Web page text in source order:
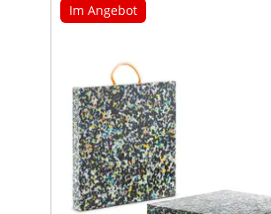
Im Angebot